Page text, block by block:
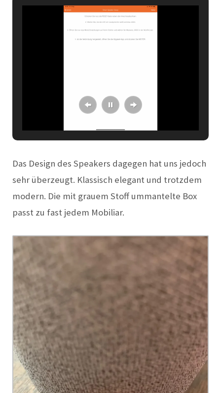
Das Design des Speakers dagegen hat uns jedoch
sehr überzeugt. Klassisch elegant und trotzdem
modern. Die mit grauem Stoff ummantelte Box
passt zu fast jedem Mobiliar.